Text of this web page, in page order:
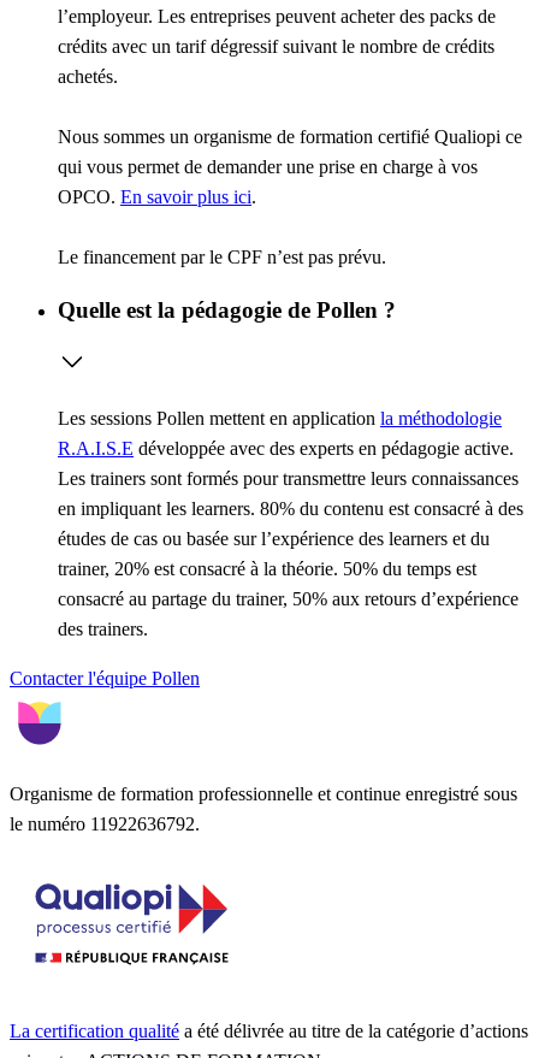
l’employeur. Les entreprises peuvent acheter des packs de
crédits avec un tarif dégressif suivant le nombre de crédits
achetés.
Nous sommes un organisme de formation certifié Qualiopi ce
qui vous permet de demander une prise en charge à vos
OPCO. En savoir plus ici.
Le financement par le CPF n’est pas prévu.
Quelle est la pédagogie de Pollen ?
Les sessions Pollen mettent en application la méthodologie
R.A.I.S.E développée avec des experts en pédagogie active.
Les trainers sont formés pour transmettre leurs connaissances
en impliquant les learners. 80% du contenu est consacré à des
études de cas ou basée sur l’expérience des learners et du
trainer, 20% est consacré à la théorie. 50% du temps est
consacré au partage du trainer, 50% aux retours d’expérience
des trainers.
Contacter l'équipe Pollen
Organisme de formation professionnelle et continue enregistré sous
le numéro 11922636792.
La certification qualité a été délivrée au titre de la catégorie d’actions